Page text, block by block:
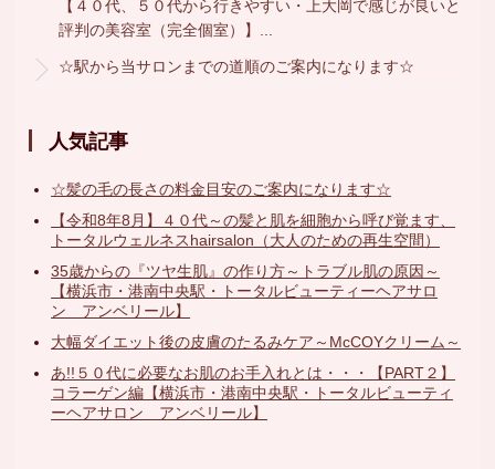
【４０代、５０代から行きやすい・上大岡で感じが良いと
評判の美容室（完全個室）】...
☆駅から当サロンまでの道順のご案内になります☆
人気記事
☆髪の毛の長さの料金目安のご案内になります☆
【令和8年8月】４０代～の髪と肌を細胞から呼び覚ます、
トータルウェルネスhairsalon（大人のための再生空間）
35歳からの『ツヤ生肌』の作り方～トラブル肌の原因～
【横浜市・港南中央駅・トータルビューティーヘアサロ
ン アンベリール】
大幅ダイエット後の皮膚のたるみケア～McCOYクリーム～
あ!!５０代に必要なお肌のお手入れとは・・・【PART２】
コラーゲン編【横浜市・港南中央駅・トータルビューティ
ーヘアサロン アンベリール】